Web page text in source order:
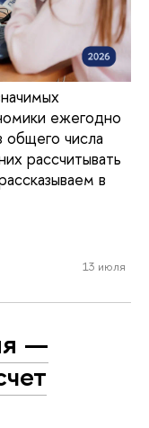
ежегодно
общего числа
рассчитывать
в
13 июля
—